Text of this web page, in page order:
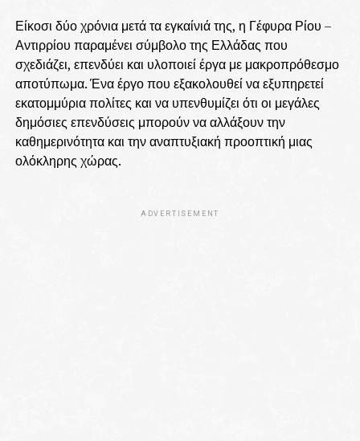
Είκοσι δύο χρόνια μετά τα εγκαίνιά της, η Γέφυρα Ρίου –
Αντιρρίου παραμένει σύμβολο της Ελλάδας που
σχεδιάζει, επενδύει και υλοποιεί έργα με μακροπρόθεσμο
αποτύπωμα. Ένα έργο που εξακολουθεί να εξυπηρετεί
εκατομμύρια πολίτες και να υπενθυμίζει ότι οι μεγάλες
δημόσιες επενδύσεις μπορούν να αλλάξουν την
καθημερινότητα και την αναπτυξιακή προοπτική μιας
ολόκληρης χώρας.
ADVERTISEMENT